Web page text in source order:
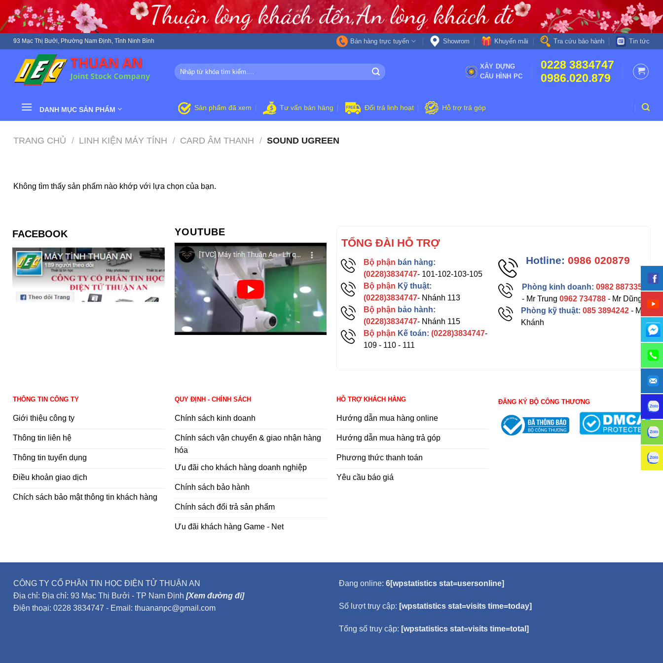
content
93 Mạc Thị Bưởi, Phường Nam Định, Tỉnh Ninh Bình Bán hàng trực tuyến Showrom Khuyến mãi Tra cứu bảo hành Tin tức
Tìm
kiếm:
XÂY DỰNG
CẤU HÌNH PC
0228 3834747
0986.020.879
DANH MỤC SẢN PHẨM Sản phẩm đã xem Tư vấn bán hàng Đổi trả linh hoạt Hỗ trợ trả góp
TRANG CHỦ / LINH KIỆN MÁY TÍNH / CARD ÂM THANH / SOUND UGREEN
Không tìm thấy sản phẩm nào khớp với lựa chọn của bạn.
FACEBOOK YOUTUBE
TỔNG ĐÀI HỖ TRỢ
Bộ phận bán hàng:
(0228)3834747- 101-102-103-105
Bộ phận Kỹ thuật:
(0228)3834747- Nhánh 113
Bộ phận bảo hành:
(0228)3834747- Nhánh 115
Bộ phận Kế toán: (0228)3834747-
109 - 110 - 111
Hotline: 0986 020879
Phòng kinh doanh: 0982 887335
- Mr Trung0962 734788 - Mr Dũng
Phòng kỹ thuật: 085 3894242- Mr
Khánh
THÔNG TIN CÔNG TY
Giới thiệu công ty
Thông tin liên hệ
Thông tin tuyển dụng
Điều khoản giao dịch
Chích sách bảo mật thông tin khách hàng
QUY ĐỊNH - CHÍNH SÁCH
Chính sách kinh doanh
Chính sách vận chuyển & giao nhận hàng
hóa
Ưu đãi cho khách hàng doanh nghiệp
Chính sách bảo hành
Chính sách đổi trả sản phẩm
Ưu đãi khách hàng Game - Net
HỖ TRỢ KHÁCH HÀNG
Hướng dẫn mua hàng online
Hướng dẫn mua hàng trả góp
Phương thức thanh toán
Yêu cầu báo giá
ĐĂNG KÝ BỘ CÔNG THƯƠNG
CÔNG TY CỔ PHẦN TIN HỌC ĐIỆN TỬ THUẬN AN
Địa chỉ: Địa chỉ: 93 Mạc Thị Bưởi - TP Nam Định [Xem đường đi]
Điện thoại: 0228 3834747 - Email: thuananpc@gmail.com
Đang online: 6[wpstatistics stat=usersonline]
Số lượt truy cập: [wpstatistics stat=visits time=today]
Tổng số truy cập: [wpstatistics stat=visits time=total]